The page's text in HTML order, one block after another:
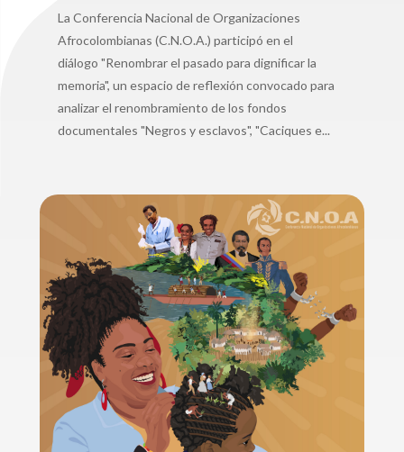
La Conferencia Nacional de Organizaciones
Afrocolombianas (C.N.O.A.) participó en el
diálogo "Renombrar el pasado para dignificar la
memoria", un espacio de reflexión convocado para
analizar el renombramiento de los fondos
documentales "Negros y esclavos", "Caciques e...